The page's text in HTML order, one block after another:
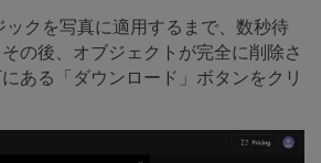
クを写真に適用するまで、数秒待
の後、オブジェクトが完全に削除さ
ある「ダウンロード」ボタンをクリ